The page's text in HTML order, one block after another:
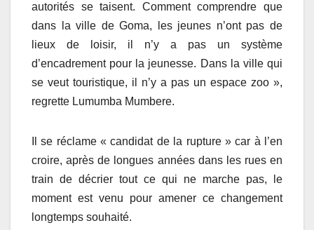
autorités se taisent. Comment comprendre que
dans la ville de Goma, les jeunes n’ont pas de
lieux de loisir, il n’y a pas un système
d’encadrement pour la jeunesse. Dans la ville qui
se veut touristique, il n’y a pas un espace zoo »,
regrette Lumumba Mumbere.
Il se réclame « candidat de la rupture » car à l’en
croire, après de longues années dans les rues en
train de décrier tout ce qui ne marche pas, le
moment est venu pour amener ce changement
longtemps souhaité.